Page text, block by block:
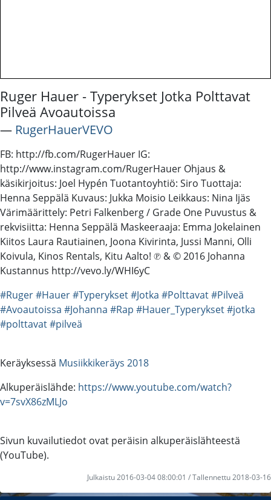
Ruger Hauer - Typerykset Jotka Polttavat
Pilveä Avoautoissa
― RugerHauerVEVO
FB: http://fb.com/RugerHauer IG:
http://www.instagram.com/RugerHauer Ohjaus &
käsikirjoitus: Joel Hypén Tuotantoyhtiö: Siro Tuottaja:
Henna Seppälä Kuvaus: Jukka Moisio Leikkaus: Nina Ijäs
Värimäärittely: Petri Falkenberg / Grade One Puvustus &
rekvisiitta: Henna Seppälä Maskeeraaja: Emma Jokelainen
Kiitos Laura Rautiainen, Joona Kivirinta, Jussi Manni, Olli
Koivula, Kinos Rentals, Kitu Aalto! ℗ & © 2016 Johanna
Kustannus http://vevo.ly/WHI6yC
#Ruger#Hauer#Typerykset#Jotka #Polttavat#Pilveä
#Avoautoissa #Johanna #Rap #Hauer_Typerykset#jotka
#polttavat#pilveä
Keräyksessä Musiikkikeräys 2018
Alkuperäislähde: https://www.youtube.com/watch?
v=7svX86zMLJo
Sivun kuvailutiedot ovat peräisin alkuperäislähteestä
(YouTube).
Julkaistu 2016-03-04 08:00:01 / Tallennettu 2018-03-16